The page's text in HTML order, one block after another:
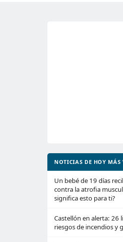
NOTICIAS DE HOY MÁS
Un bebé de 19 días
contra la atrofia
significa esto para ti?
Castellón en alerta: 26
riesgos de incendios y